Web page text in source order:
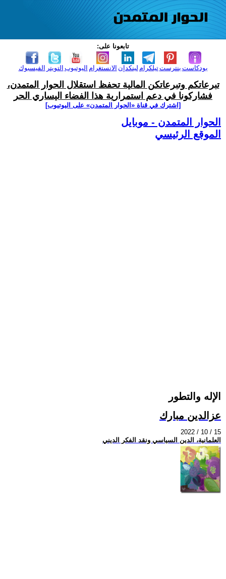
تابعونا على:
الفيسبوك التويتر اليوتيوب الانستغرام لينكدإن تيلكرامبنترست بودكاست
تبرعاتكم وتبرعاتكن المالية تحفظ استقلال الحوار المتمدن،
فشاركونا في دعم استمرارية هذا الفضاء اليساري الحر
[اشترك في قناة ‫«الحوار المتمدن» على اليوتيوب]
الحوار المتمدن - موبايل
الموقع الرئيسي
الإله والتطور
عزالدين مبارك
2022 / 10 / 15
العلمانية، الدين السياسي ونقد الفكر الديني